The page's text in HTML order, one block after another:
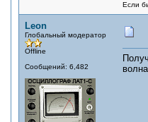
Если
Leon
Глобальный модератор
Offline
Сообщений: 6,482